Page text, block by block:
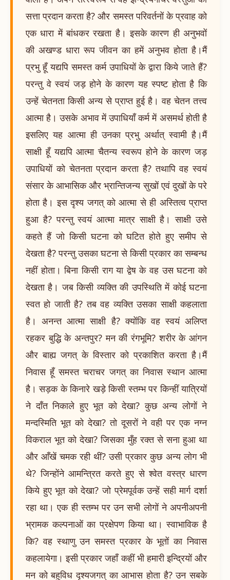
सत्ता प्रदान करता है? और समस्त परिवर्तनों के प्रवाह को
एक धारा में बांधकर रखता है। इसके कारण ही अनुभवों
की अखण्ड धारा रूप जीवन का हमें अनुभव होता है।मैं
प्रभु हूँ यद्यपि समस्त कर्म उपाधियों के द्वारा किये जाते हैं?
परन्तु वे स्वयं जड़ होने के कारण यह स्पष्ट होता है कि
उन्हें चेतनता किसी अन्य से प्राप्त हुई है। वह चेतन तत्त्व
आत्मा है। उसके अभाव में उपाधियाँ कर्म में असमर्थ होती है
इसलिए यह आत्मा ही उनका प्रभु अर्थात् स्वामी है।मैं
साक्षी हूँ यद्यपि आत्मा चैतन्य स्वरूप होने के कारण जड़
उपाधियों को चेतनता प्रदान करता है? तथापि वह स्वयं
संसार के आभासिक और भ्रान्तिजन्य सुखों एवं दुखों के परे
होता है। इस दृश्य जगत् को आत्मा से ही अस्तित्व प्राप्त
हुआ है? परन्तु स्वयं आत्मा मात्र साक्षी है। साक्षी उसे
कहते हैं जो किसी घटना को घटित होते हुए समीप से
देखता है? परन्तु उसका घटना से किसी प्रकार का सम्बन्ध
नहीं होता। बिना किसी राग या द्वेष के वह उस घटना को
देखता है। जब किसी व्यक्ति की उपस्थिति में कोई घटना
स्वत हो जाती है? तब वह व्यक्ति उसका साक्षी कहलाता
है। अनन्त आत्मा साक्षी है? क्योंकि वह स्वयं अलिप्त
रहकर बुद्धि के अन्तपुर? मन की रंगभूमि? शरीर के आंगन
और बाह्य जगत् के विस्तार को प्रकाशित करता है।मैं
निवास हूँ समस्त चराचर जगत् का निवास स्थान आत्मा
है। सड़क के किनारे खड़े किसी स्तम्भ पर किन्हीं यात्रियों
ने दाँत निकाले हुए भूत को देखा? कुछ अन्य लोगों ने
मन्दस्मिति भूत को देखा? तो दूसरों ने वही पर एक नग्न
विकराल भूत को देखा? जिसका मुँह रक्त से सना हुआ था
और आँखें चमक रही थीं? उसी प्रकार कुछ अन्य लोग भी
थे? जिन्होंने आमन्त्रित करते हुए से श्वेत वस्त्र धारण
किये हुए भूत को देखा? जो प्रेमपूर्वक उन्हें सही मार्ग दर्शा
रहा था। एक ही स्तम्भ पर उन सभी लोगों ने अपनीअपनी
भ्रामक कल्पनाओं का प्रक्षेपण किया था। स्वाभाविक है
कि? वह स्थाणु उन समस्त प्रकार के भूतों का निवास
कहलायेगा। इसी प्रकार जहाँ कहीं भी हमारी इन्द्रियों और
मन को बहुविध दृश्यजगत् का आभास होता है? उन सबके